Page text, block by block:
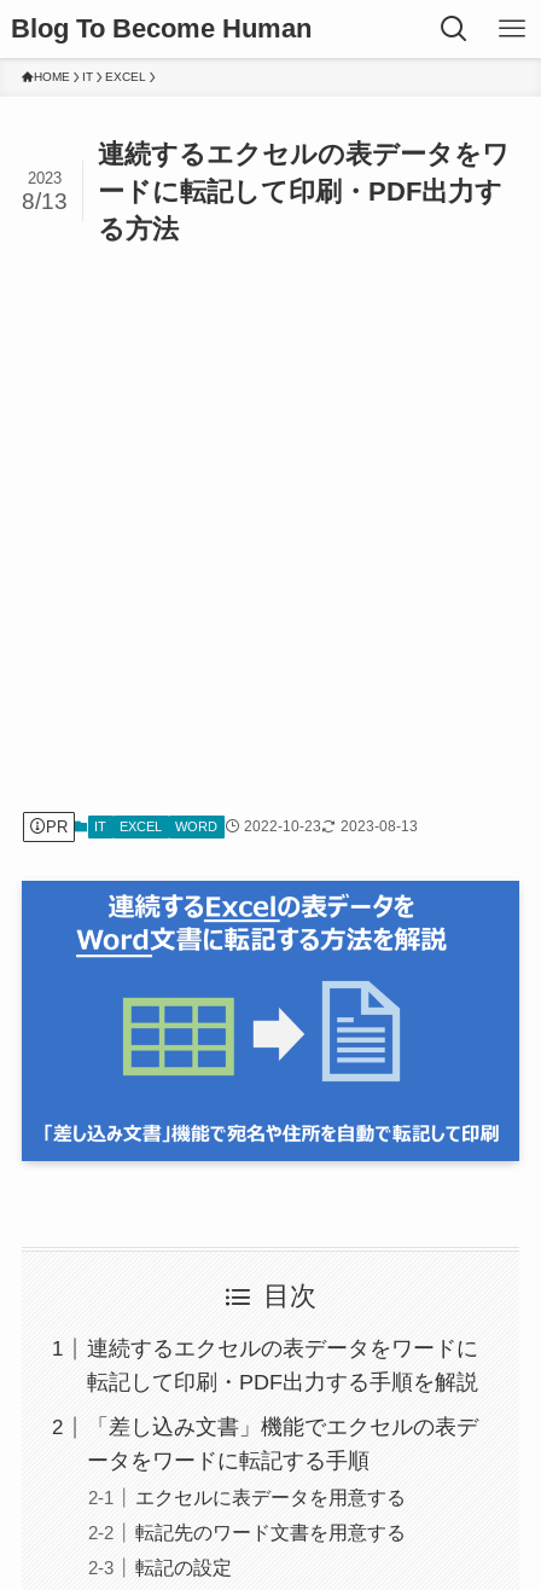
Blog To Become Human
HOME IT EXCEL
連続するエクセルの表データをワ
ードに転記して印刷・PDF出力す
る方法
2023
8/13
PR IT EXCEL WORD 2022-10-23 2023-08-13
目次
連続するエクセルの表データをワードに
転記して印刷・PDF出力する手順を解説
「差し込み文書」機能でエクセルの表デ
ータをワードに転記する手順
エクセルに表データを用意する
転記先のワード文書を用意する
転記の設定